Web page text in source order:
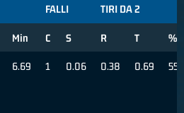
FALLI TIRI DA 2
Min C S R T %
6.69 1 0.06 0.38 0.69 55